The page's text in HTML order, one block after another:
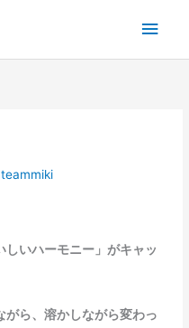
Main
teammiki
しいハーモニー」がキャッ
がら、溶かしながら変わっ